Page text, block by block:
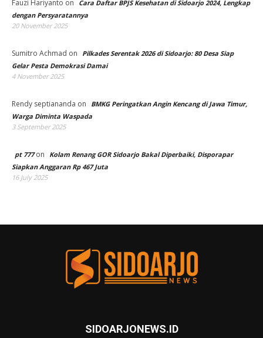
Fauzi Hariyanto on
Cara Daftar BPJS Kesehatan di Sidoarjo 2024, Lengkap
dengan Persyaratannya
20 November 2025
Sumitro Achmad on
Pilkades Serentak 2026 di Sidoarjo: 80 Desa Siap
Gelar Pesta Demokrasi Damai
4 November 2025
Rendy septiananda on
BMKG Peringatkan Angin Kencang di Jawa Timur,
Warga Diminta Waspada
3 September 2025
pt 777on
Kolam Renang GOR Sidoarjo Bakal Diperbaiki, Disporapar
Siapkan Anggaran Rp 467 Juta
16 July 2025
SIDOARJONEWS.ID